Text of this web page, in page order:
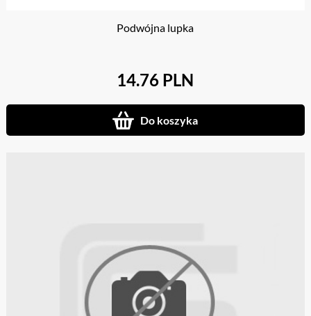
Podwójna lupka
14.76 PLN
Do koszyka